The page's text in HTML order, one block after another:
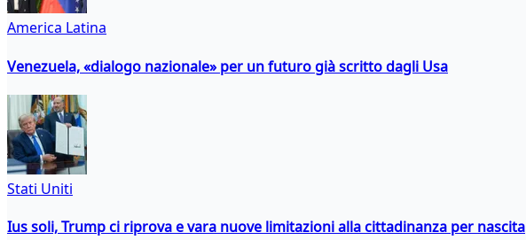
America Latina
Venezuela, «dialogo nazionale» per un futuro già scritto dagli Usa
Stati Uniti
Ius soli, Trump ci riprova e vara nuove limitazioni alla cittadinanza per nascita